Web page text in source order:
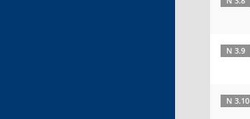
N 3.9
N 3.10